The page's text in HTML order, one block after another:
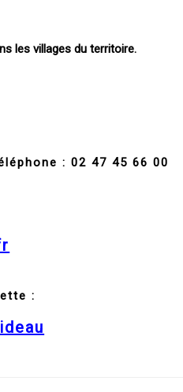
les villages du territoire.
:02 47 45 66 00
: